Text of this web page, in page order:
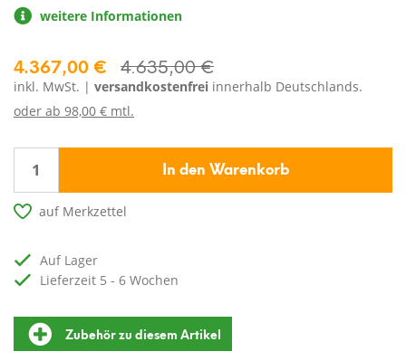
weitere Informationen
4.367,00 € 4.635,00 €
inkl. MwSt. | versandkostenfrei innerhalb Deutschlands.
oder ab 98,00 € mtl.
In den Warenkorb
auf Merkzettel
auf Lager
Lieferzeit 5 - 6 Wochen
Zubehör zu diesem Artikel